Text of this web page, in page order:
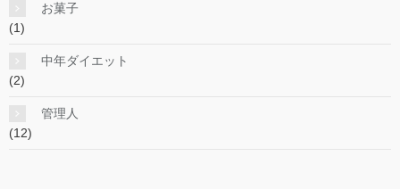
お菓子
(1)
中年ダイエット
(2)
管理人
(12)